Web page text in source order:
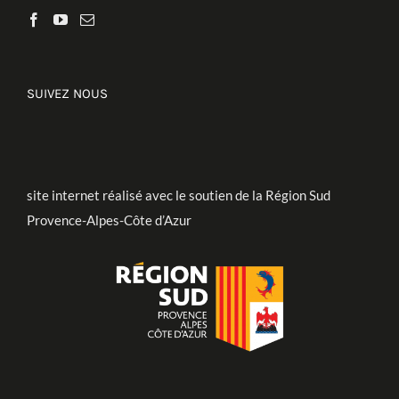
SUIVEZ NOUS
site internet réalisé avec le soutien de la Région Sud
Provence-Alpes-Côte d’Azur